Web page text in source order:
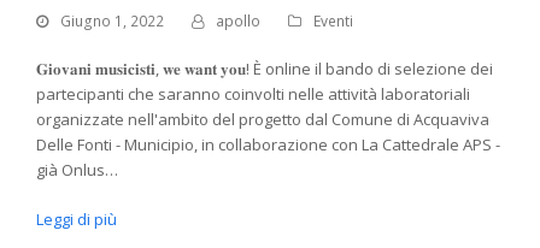
Giugno 1, 2022 apollo Eventi
𝐆𝐢𝐨𝐯𝐚𝐧𝐢 𝐦𝐮𝐬𝐢𝐜𝐢𝐬𝐭𝐢, 𝐰𝐞 𝐰𝐚𝐧𝐭 𝐲𝐨𝐮! È online il bando di selezione dei
partecipanti che saranno coinvolti nelle attività laboratoriali
organizzate nell'ambito del progetto dal Comune di Acquaviva
Delle Fonti - Municipio, in collaborazione con La Cattedrale APS -
già Onlus…
Leggi di più